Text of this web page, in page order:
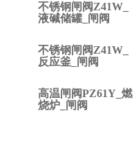
不锈钢闸阀Z41W_
液碱储罐_闸阀
不锈钢闸阀Z41W_
反应釜_闸阀
高温闸阀PZ61Y_燃
烧炉_闸阀